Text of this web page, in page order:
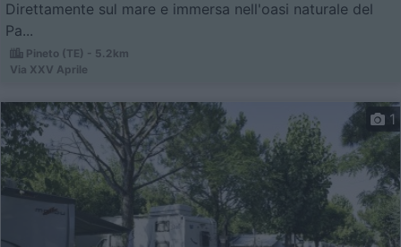
Direttamente sul mare e immersa nell'oasi naturale del
Pa...
Pineto (TE) - 5.2km
Via XXV Aprile
1